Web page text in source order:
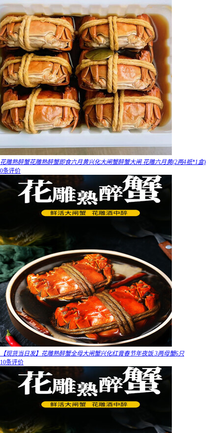
花雕熟醉蟹花雕熟醉蟹即食六月黄兴化大闸蟹醉蟹大闸 花雕六月黄(2两4祇*1盒)
0条评价
【现货当日发】花雕熟醉蟹全母大闸蟹兴化红膏春节年夜饭 3两母蟹6只
10条评价